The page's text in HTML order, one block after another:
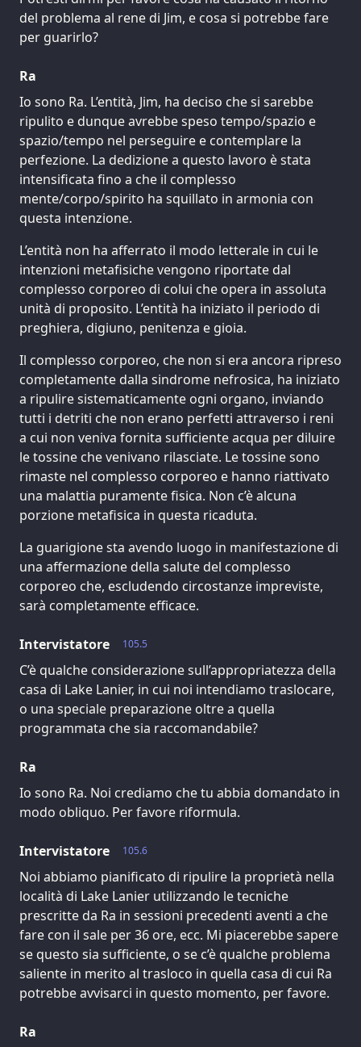
del problema al rene di Jim, e cosa si potrebbe fare
per guarirlo?
Ra
Io sono Ra. L’entità, Jim, ha deciso che si sarebbe
ripulito e dunque avrebbe speso tempo/spazio e
spazio/tempo nel perseguire e contemplare la
perfezione. La dedizione a questo lavoro è stata
intensificata fino a che il complesso
mente/corpo/spirito ha squillato in armonia con
questa intenzione.
L’entità non ha afferrato il modo letterale in cui le
intenzioni metafisiche vengono riportate dal
complesso corporeo di colui che opera in assoluta
unità di proposito. L’entità ha iniziato il periodo di
preghiera, digiuno, penitenza e gioia.
Il complesso corporeo, che non si era ancora ripreso
completamente dalla sindrome nefrosica, ha iniziato
a ripulire sistematicamente ogni organo, inviando
tutti i detriti che non erano perfetti attraverso i reni
a cui non veniva fornita sufficiente acqua per diluire
le tossine che venivano rilasciate. Le tossine sono
rimaste nel complesso corporeo e hanno riattivato
una malattia puramente fisica. Non c’è alcuna
porzione metafisica in questa ricaduta.
La guarigione sta avendo luogo in manifestazione di
una affermazione della salute del complesso
corporeo che, escludendo circostanze impreviste,
sarà completamente efficace.
105.5
Intervistatore
C’è qualche considerazione sull’appropriatezza della
casa di Lake Lanier, in cui noi intendiamo traslocare,
o una speciale preparazione oltre a quella
programmata che sia raccomandabile?
Ra
Io sono Ra. Noi crediamo che tu abbia domandato in
modo obliquo. Per favore riformula.
105.6
Intervistatore
Noi abbiamo pianificato di ripulire la proprietà nella
località di Lake Lanier utilizzando le tecniche
prescritte da Ra in sessioni precedenti aventi a che
fare con il sale per 36 ore, ecc. Mi piacerebbe sapere
se questo sia sufficiente, o se c’è qualche problema
saliente in merito al trasloco in quella casa di cui Ra
potrebbe avvisarci in questo momento, per favore.
Ra